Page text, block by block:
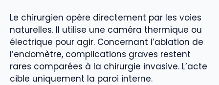
Le chirurgien opère directement par les voies
naturelles. Il utilise une caméra thermique ou
électrique pour agir. Concernant l’ablation de
l’endomètre, complications graves restent
rares comparées à la chirurgie invasive. L’acte
cible uniquement la paroi interne.